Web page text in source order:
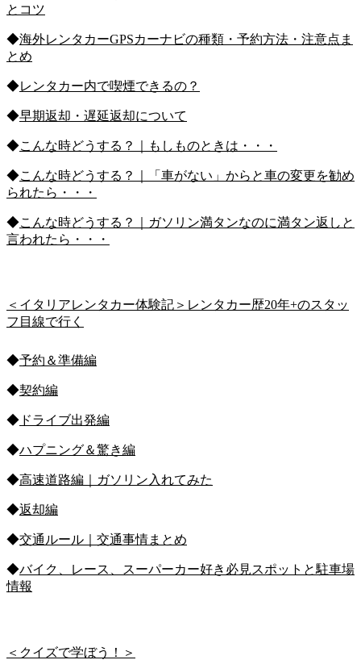
とコツ
◆海外レンタカーGPSカーナビの種類・予約方法・注意点ま
とめ
◆レンタカー内で喫煙できるの？
◆早期返却・遅延返却について
◆こんな時どうする？｜もしものときは・・・
◆こんな時どうする？｜「車がない」からと車の変更を勧め
られたら・・・
◆こんな時どうする？｜ガソリン満タンなのに満タン返しと
言われたら・・・
＜イタリアレンタカー体験記＞レンタカー歴20年+のスタッ
フ目線で行く
◆予約＆準備編
◆契約編
◆ ドライブ出発編
◆ハプニング＆驚き編
◆高速道路編｜ガソリン入れてみた
◆返却編
◆交通ルール｜交通事情まとめ
◆バイク、レース、スーパーカー好き必見スポットと駐車場
情報
＜クイズで学ぼう！＞